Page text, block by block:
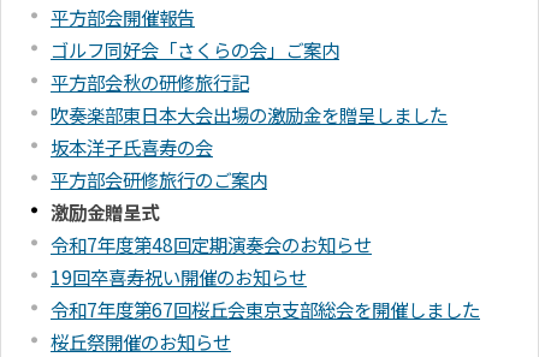
平方部会開催報告
ゴルフ同好会「さくらの会」ご案内
平方部会秋の研修旅行記
吹奏楽部東日本大会出場の激励金を贈呈しました
坂本洋子氏喜寿の会
平方部会研修旅行のご案内
激励金贈呈式
令和7年度第48回定期演奏会のお知らせ
19回卒喜寿祝い開催のお知らせ
令和7年度第67回桜丘会東京支部総会を開催しました
桜丘祭開催のお知らせ